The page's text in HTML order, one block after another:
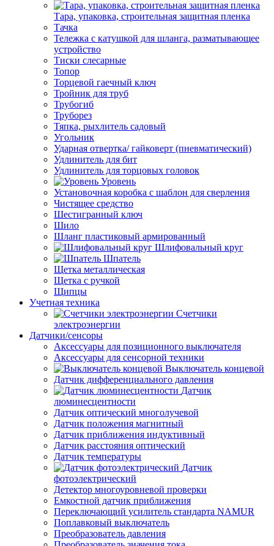
Тара, упаковка, строительная защитная пленка
Тачка
Тележка с катушкой для шланга, разматывающее
устройство
Тиски слесарные
Топор
Торцевой гаечный ключ
Тройник для труб
Трубогиб
Труборез
Тяпка, рыхлитель садовый
Угольник
Ударная отвертка/ гайковерт (пневматический)
Удлинитель для бит
Удлинитель для торцовых головок
Уровень
Установочная коробка с шаблон для сверления
Чистящее средство
Шестигранный ключ
Шило
Шланг пластиковый армированный
Шлифовальный круг
Шпатель
Щетка металлическая
Щетка с ручкой
Щипцы
Учетная техника
Счетчики
электроэнергии
Датчики/сенсоры
Аксессуары для позиционного выключателя
Аксессуары для сенсорной техники
Выключатель концевой
Датчик дифференциального давления
Датчик
люминесцентности
Датчик оптический многолучевой
Датчик положения магнитный
Датчик приближения индуктивный
Датчик расстояния оптический
Датчик температуры
Датчик
фотоэлектрический
Детектор многоуровневой проверки
Емкостной датчик приближения
Переключающий усилитель стандарта NAMUR
Поплавковый выключатель
Преобразователь давления